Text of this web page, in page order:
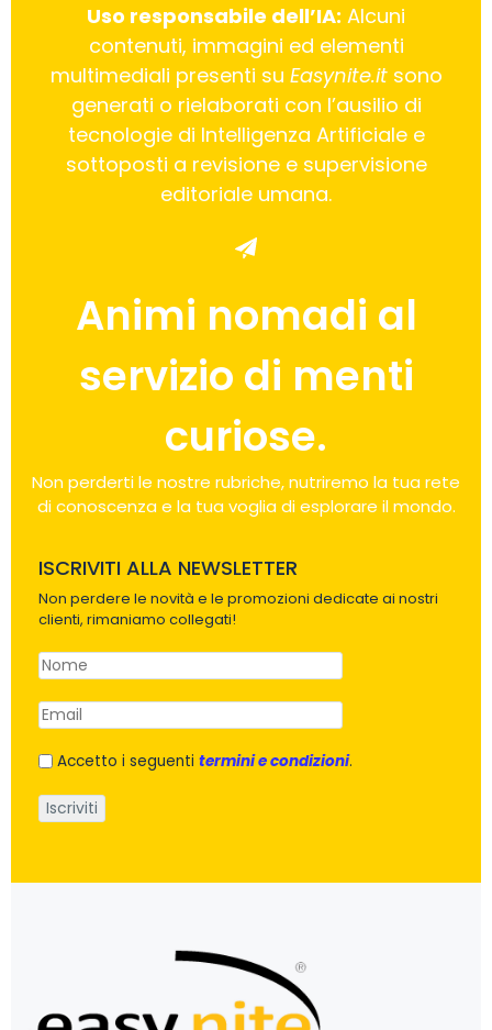
Uso responsabile dell’IA: Alcuni
contenuti, immagini ed elementi
multimediali presenti su Easynite.itsono
generati o rielaborati con l’ausilio di
tecnologie di Intelligenza Artificiale e
sottoposti a revisione e supervisione
editoriale umana.
Animi nomadi al
servizio di menti
curiose.
Non perderti le nostre rubriche, nutriremo la tua rete
di conoscenza e la tua voglia di esplorare il mondo.
ISCRIVITI ALLA NEWSLETTER
Non perdere le novità e le promozioni dedicate ai nostri
clienti, rimaniamo collegati!
Accetto i seguenti termini e condizioni.